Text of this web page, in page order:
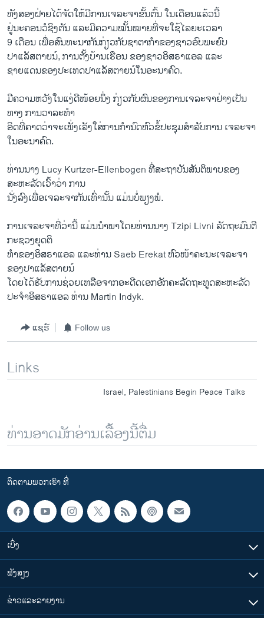
ພາສາຕ່າງໆ
ທັງສອງຝ່າຍໄດ້ຈັດໃຫ້ມີການເຈລະຈາຂັ້ນຕົ້ນ ໃນເດືອນແລ້ວນີ້
ຢູ່ນະຄອນວໍຊິງຕັນ ແລະ​ມີ​ຄວາມ​ໝັ້ນໝາຍ​ທີ່​ຈະໃຊ້​ໄລຍະເວລາ
9 ເດືອນ ເພື່ອສົນທະນາກັນກ່ຽວກັບຊາຕາກໍາຂອງຊາວອົບພະຍົບ
ປາແລັສຕາຍ​ນ໌, ການຕັ້ງບ້ານເຮືອນ ຂອງຊາວອິສຣາ​ແອ​ລ ແລະ
ຊາຍແດນຂອງປະເທດປາແລັສຕາຍ​ນ໌ໃນອະນາຄົດ.
ມີຄວາມຫວັງໃນແງ່ດີໜ້ອຍນຶ່ງ ກ່ຽວກັບຜົນຂອງການເຈລະຈາຢ່າງເປັນ
ທາງ ການວາລະທໍາ
ອິດທີ່ຄາດວ່າຈະເພັ່ງເລັງໃສ່ການກຳນົດ​ຫົວ​ຂໍ້​ປະຊຸມສໍາລັບການ ເຈລະຈາ
ໃນອະນາຄົດ.
ທ່ານນາງ Lucy Kurtzer-Ellenbogen ທີ່ສະຖາບັນສັນຕິພາບຂອງ
ສະຫະລັດເວົ້າວ່າ ການ
ນັ່ງລົງເພື່ອເຈລະຈາກັນເທົ່ານັ້ນ ແມ່ນບໍ່ພຽງພໍ.
ການເຈລະຈາທີ່​ວ່າ​ນີ້​ ແມ່ນນໍາພາໂດຍທ່ານນາງ Tzipi Livni ລັດຖະມົນຕີ
ກະຊວງຍຸດຕິ
ທໍາຂອງອິສຣາ​ແອ​ລ ແລະທ່ານ Saeb Erekat ຫົວໜ້າຄະນະເຈລະຈາ
ຂອງປາແລັສຕາຍ​ນ໌
ໂດຍ​ໄດ້​ຮັບການຊ່ວຍເຫລືອຈາກອະດີດເອກອັກຄະລັດຖະທູດສະຫະລັດ
ປະຈໍາອິສຣາແອ​ລ ທ່ານ Martin Indyk.
ແຊຣ໌ Follow us
Links
Israel, Palestinians Begin Peace Talks
ທ່ານອາດມັກອ່ານເລື້ອງນີ້ຕື່ມ
ຕິດຕາມພວກເຮົາ ທີ່
ເບິ່ງ
ຟັງສຽງ
ຂ່າວແລະລາຍງານ